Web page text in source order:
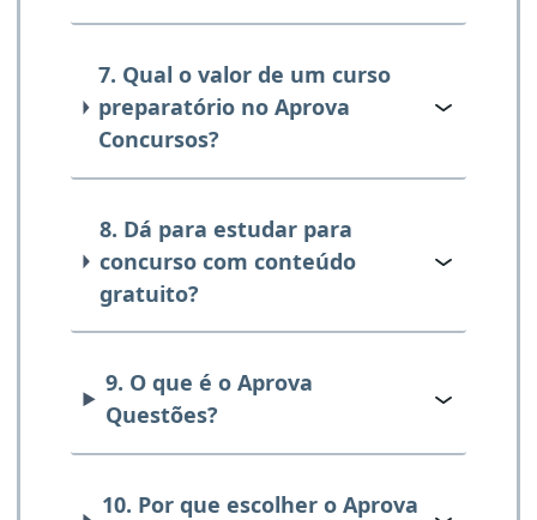
7. Qual o valor de um curso
preparatório no Aprova
Concursos?
8. Dá para estudar para
concurso com conteúdo
gratuito?
9. O que é o Aprova
Questões?
10. Por que escolher o Aprova